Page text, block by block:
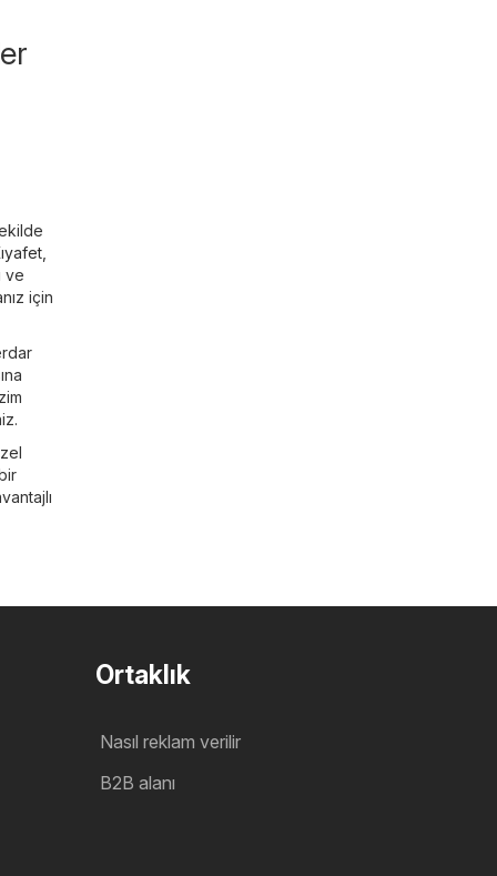
ve
için
Ortaklık
Nasıl reklam verilir
B2B alanı